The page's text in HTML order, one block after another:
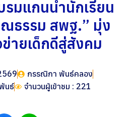
รมแกนนำนักเรียน
ณธรรม สพฐ.” มุ่ง
ข่ายเด็กดีสู่สังคม
กรรณิกา พันธ์คลอง
นธ์
จำนวนผู้เข้าชม : 221